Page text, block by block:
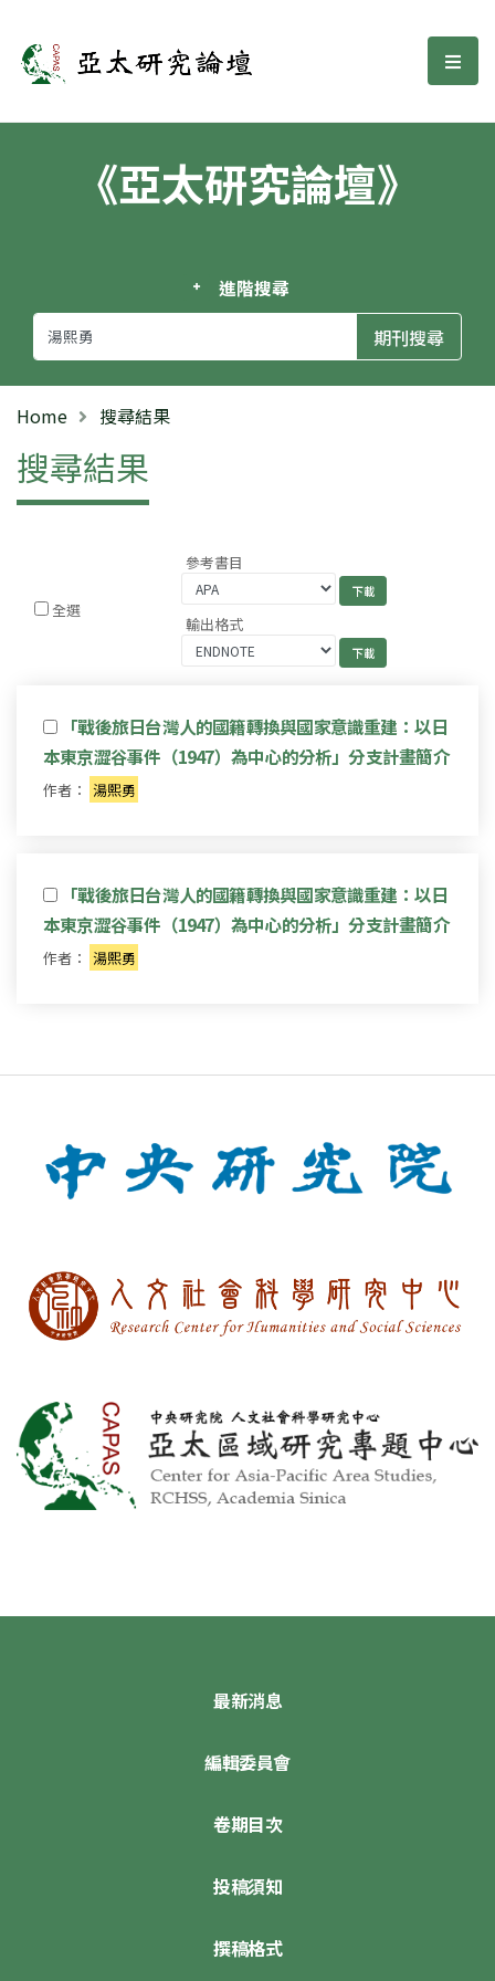
亞太研究論壇 選
《亞太研究論壇》
進階搜尋
Home 搜尋結果
搜尋結果
全選
參考書目
輸出格式
「戰後旅日台灣人的國籍轉換與國家意識重建：以日
本東京澀谷事件（1947）為中心的分析」分支計畫簡介
作者： 湯熙勇
「戰後旅日台灣人的國籍轉換與國家意識重建：以日
本東京澀谷事件（1947）為中心的分析」分支計畫簡介
作者： 湯熙勇
最新消息
編輯委員會
卷期目次
投稿須知
撰稿格式